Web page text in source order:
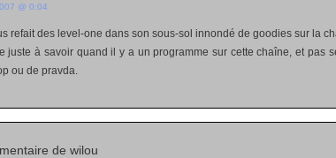
@ 0:04
refait des level-one dans son sous-sol innondé de goodies sur la
juste à savoir quand il y a un programme sur cette chaîne, et pas
ou de pravda.
de wilou